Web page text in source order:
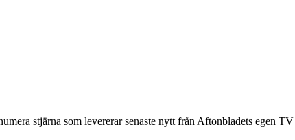
stjärna som levererar senaste nytt från Aftonbladets egen